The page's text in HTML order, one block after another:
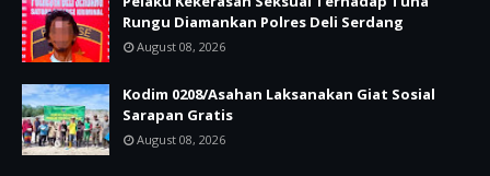
Rungu Diamankan Polres Deli Serdang
August 08, 2026
Kodim 0208/Asahan Laksanakan Giat Sosial
Sarapan Gratis
August 08, 2026